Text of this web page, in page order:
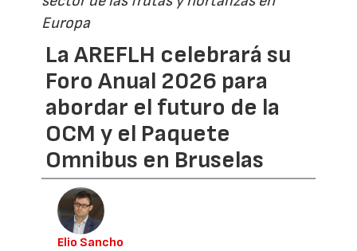
Europa
La AREFLH celebrará su
Foro Anual 2026 para
abordar el futuro de la
OCM y el Paquete
Omnibus en Bruselas
Elio Sancho